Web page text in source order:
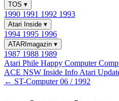
TOS ▾
1990 1991 1992 1993
Atari Inside ▾
1994 1995 1996
ATARImagazin ▾
1987 1988 1989
Atari Phile Happy Computer
ACE NSW Inside Info Atari
← ST-Computer 06 / 1992